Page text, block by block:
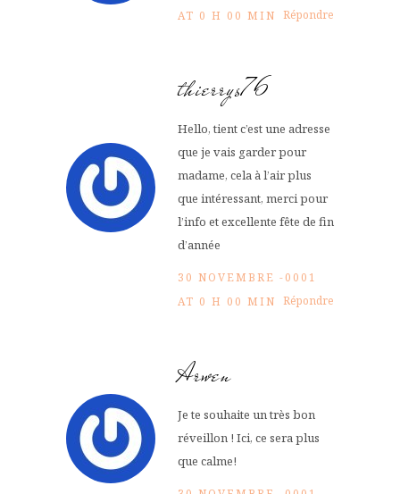
AT 0 H 00 MIN Répondre
thierrys76
Hello, tient c’est une adresse
que je vais garder pour
madame, cela à l’air plus
que intéressant, merci pour
l’info et excellente fête de fin
d’année
30 NOVEMBRE -0001
AT 0 H 00 MIN Répondre
Arwen
Je te souhaite un très bon
réveillon ! Ici, ce sera plus
que calme!